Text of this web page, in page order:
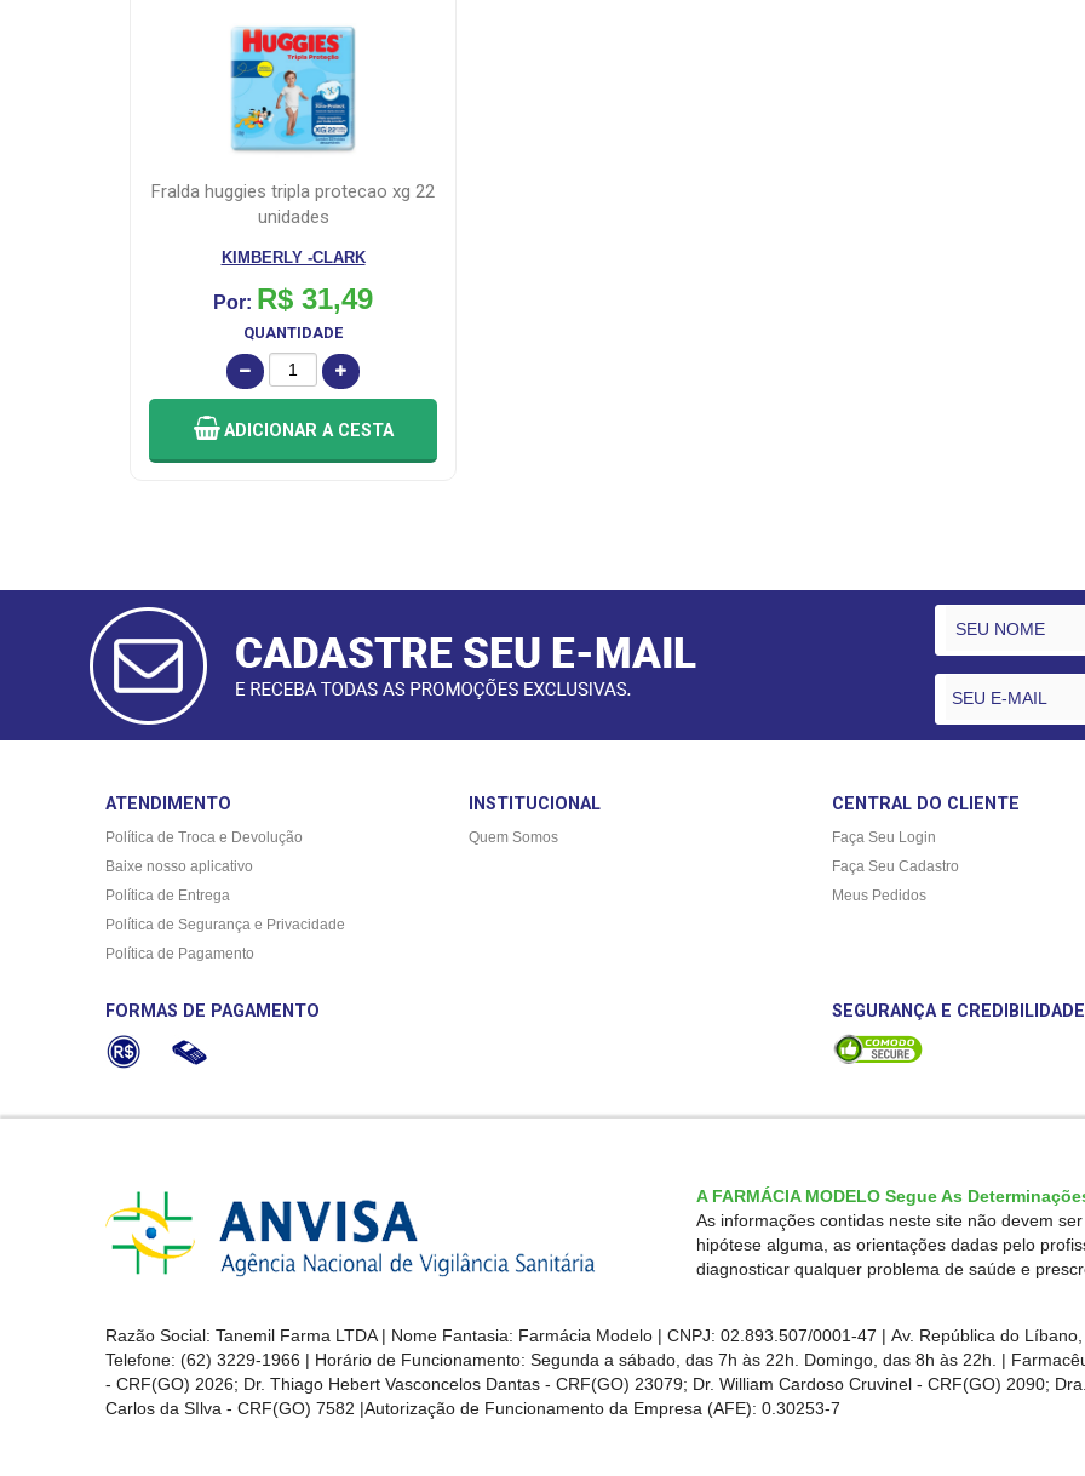
fralda huggies tripla protecao xg 22
unidades
KIMBERLY -CLARK
Por: R$ 31,49
QUANTIDADE
ADICIONAR A CESTA
CADASTRAR
E-MAIL
ATENDIMENTO
Política de Troca e Devolução
Baixe nosso aplicativo
Política de Entrega
Política de Segurança e Privacidade
Política de Pagamento
INSTITUCIONAL
Quem Somos
CENTRAL DO CLIENTE
Faça Seu Login
Faça Seu Cadastro
Meus Pedidos
FORMAS DE PAGAMENTO SEGURANÇA E CREDIBILIDADE
A FARMÁCIA MODELO Segue As
As informações contidas neste site não devem
hipótese alguma, as orientações dadas pelo
diagnosticar qualquer problema de saúde e
Razão Social: Tanemil Farma LTDA | Nome Fantasia: Farmácia Modelo | CNPJ: 02.893.507/0001-47 | Av. República do
Telefone: (62) 3229-1966 | Horário de Funcionamento: Segunda a sábado, das 7h às 22h. Domingo, das 8h às 22h. |
- CRF(GO) 2026; Dr. Thiago Hebert Vasconcelos Dantas - CRF(GO) 23079; Dr. William Cardoso Cruvinel - CRF(GO) 2090;
Carlos da SIlva - CRF(GO) 7582 |Autorização de Funcionamento da Empresa (AFE): 0.30253-7